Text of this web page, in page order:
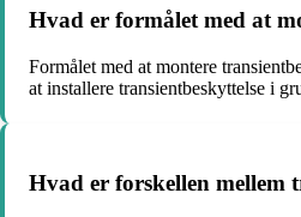
Hvad er formålet med at
Formålet med at montere
at installere transientbeskyttelse i
Hvad er forskellen mellem